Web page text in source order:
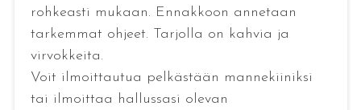
rohkeasti mukaan. Ennakkoon annetaan
tarkemmat ohjeet. Tarjolla on kahvia ja
virvokkeita.
Voit ilmoittautua pelkästään mannekiiniksi
tai ilmoittaa hallussasi olevan